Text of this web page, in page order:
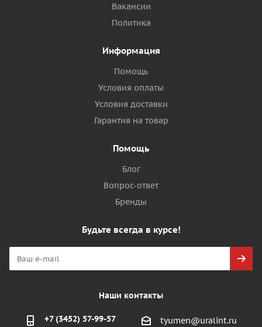
Вакансии
Политика
Информация
Помощь
Условия оплаты
Условия доставки
Гарантия на товар
Помощь
Блог
Вопрос-ответ
Бренды
Будьте всегда в курсе!
Наши контакты
+7 (3452) 57-99-57 tyumen@uralint.ru